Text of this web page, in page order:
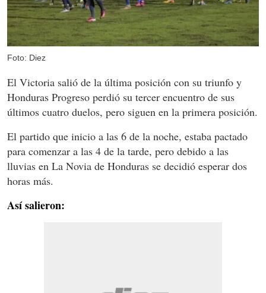
Foto: Diez
El Victoria salió de la última posición con su triunfo y
Honduras Progreso perdió su tercer encuentro de sus
últimos cuatro duelos, pero siguen en la primera posición.
El partido que inicio a las 6 de la noche, estaba pactado
para comenzar a las 4 de la tarde, pero debido a las
lluvias en La Novia de Honduras se decidió esperar dos
horas más.
Así salieron: